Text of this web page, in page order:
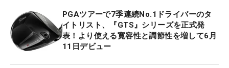
PGAツアーで7季連続No.1ドライバーのタ
イトリスト、『GTS』シリーズを正式発
表！より使える寛容性と調節性を増して6月
11日デビュー